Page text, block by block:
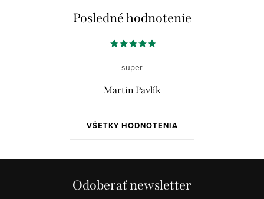
Posledné hodnotenie
VŠETKY HODNOTENIA
super
Martin Pavlík
Odoberať newsletter